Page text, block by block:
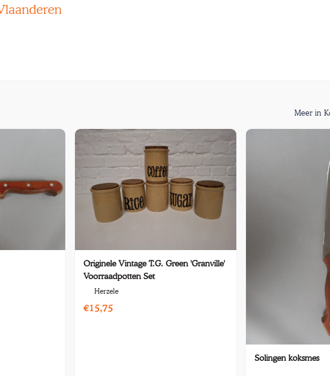
Meer in
Originele Vintage T.G. Green 'Granville'
Voorraadpotten Set
Herzele
€15,75
Solingen koksmes